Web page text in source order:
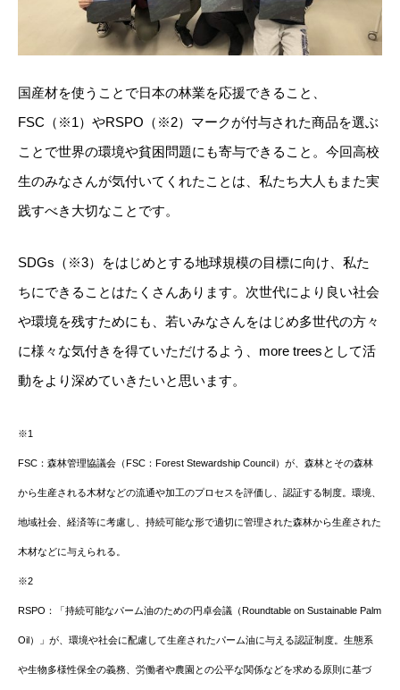
国産材を使うことで日本の林業を応援できること、
FSC（※1）やRSPO（※2）マークが付与された商品を選ぶ
ことで世界の環境や貧困問題にも寄与できること。今回高校
生のみなさんが気付いてくれたことは、私たち大人もまた実
践すべき大切なことです。
SDGs（※3）をはじめとする地球規模の目標に向け、私た
ちにできることはたくさんあります。次世代により良い社会
や環境を残すためにも、若いみなさんをはじめ多世代の方々
に様々な気付きを得ていただけるよう、more treesとして活
動をより深めていきたいと思います。
※1
FSC：森林管理協議会（FSC：Forest Stewardship Council）が、森林とその森林
から生産される木材などの流通や加工のプロセスを評価し、認証する制度。環境、
地域社会、経済等に考慮し、持続可能な形で適切に管理された森林から生産された
木材などに与えられる。
※2
RSPO：「持続可能なパーム油のための円卓会議（Roundtable on Sustainable Palm
Oil）」が、環境や社会に配慮して生産されたパーム油に与える認証制度。生態系
や生物多様性保全の義務、労働者や農園との公平な関係などを求める原則に基づ